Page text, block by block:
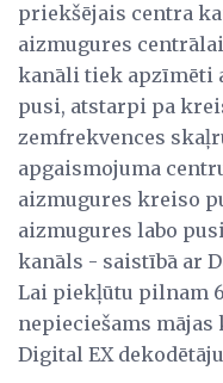
priekšējais centra
aizmugures
kanāli tiek apzīmēti
pusi, atstarpi pa
zemfrekvences
apgaismojuma
aizmugures kreiso
aizmugures labo
kanāls - saistībā ar
Lai piekļūtu pilnam
nepieciešams
Digital EX